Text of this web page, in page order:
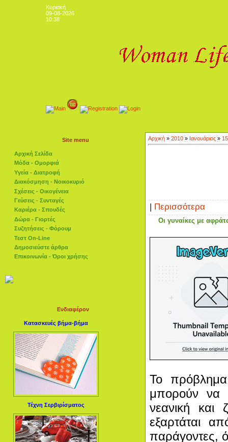
Κυριακή
09-08-2026
10:38
Site menu
Αρχική Σελίδα
Μόδα - Ομορφιά
Υγεία - Διατροφή
Διακόσμηση - Νοικοκυριό
Σχέσεις - Οικογένεια
Γεύσεις - Συνταγές
Καριέρα - Σπουδές
Δώρα - Γιορτές
Συζητήσεις - Φόρουμ
Τεστ On-Line
Δημοσιεύστε άρθρα
Επικοινωνία - Όροι χρήσης
Ενδιαφέρον
Κατασκευές βήμα-βήμα
Τέχνη Σερβιρίσματος
Αρχική » 2010 » Ιανουάριος » 15
Περισσότερα
Οι γυναίκες με
Το πρόβλημα,
μπορούν να
νεανική και
εξαρτάται
παράγοντες,